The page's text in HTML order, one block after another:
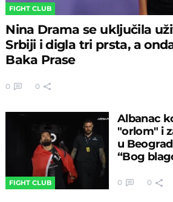
FIGHT CLUB
Nina Drama se uključila
Srbiji i digla tri prsta, a
Baka Prase
0 0
FIGHT CLUB
Albanac
"orlom" i
u
“Bog
0 0